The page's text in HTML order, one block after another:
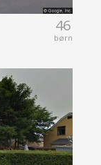
46
børn